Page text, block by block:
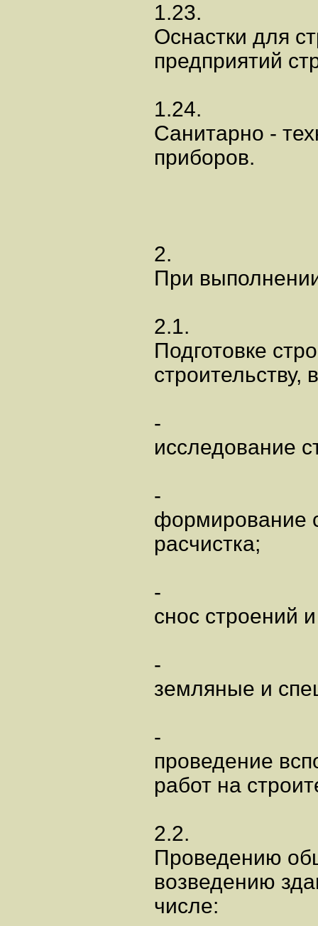
1.23.
Оснастки для
предприятий
1.24.
Санитарно -
приборов.
2.
При
2.1.
Подготовке
строительству,
-
исследование
-
формирование
расчистка;
-
снос строений
-
земляные и
-
проведение
работ на
2.2.
Проведению
возведению
числе: